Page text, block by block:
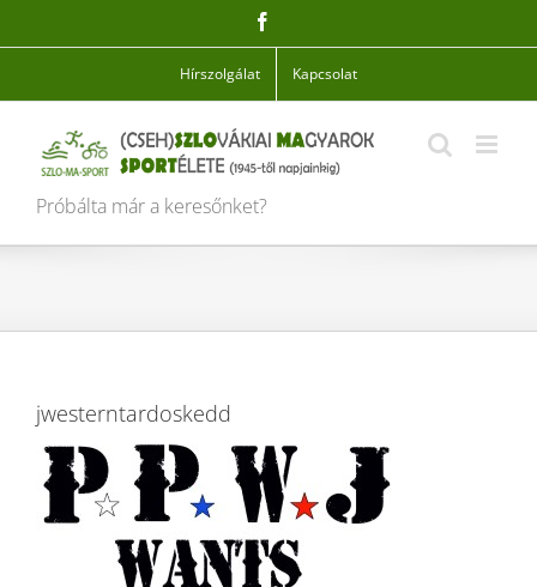
Hírszolgálat Kapcsolat
Próbálta már a keresőnket?
jwesterntardoskedd